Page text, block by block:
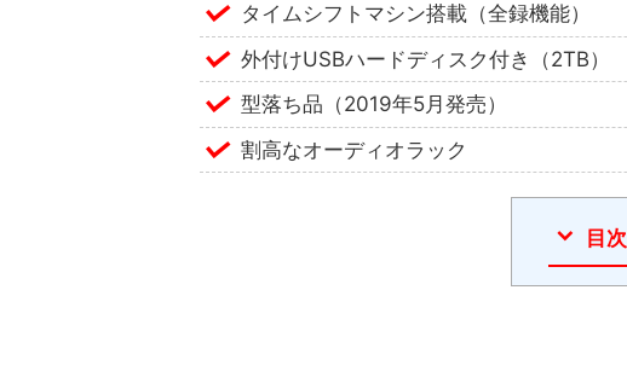
タイムシフトマシン搭載（全録機能）
外付けUSBハードディスク付き（2TB）
型落ち品（2019年5月発売）
割高なオーディオラック
目次